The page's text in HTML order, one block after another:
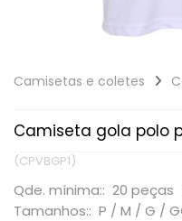
Camisetas e coletes
Camiseta gola polo
(CPVBGP1)
Qde. mínima:: 20 peças
Tamanhos:: P / M / G /